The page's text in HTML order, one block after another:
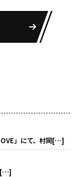
」にて、村岡[…]
[…]